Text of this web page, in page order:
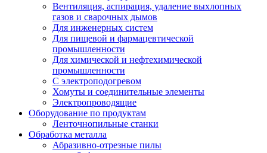
Вентиляция, аспирация, удаление выхлопных
газов и сварочных дымов
Для инженерных систем
Для пищевой и фармацевтической
промышленности
Для химической и нефтехимической
промышленности
С электроподогревом
Хомуты и соединительные элементы
Электропроводящие
Оборудование по продуктам
Ленточнопильные станки
Обработка металла
Абразивно-отрезные пилы